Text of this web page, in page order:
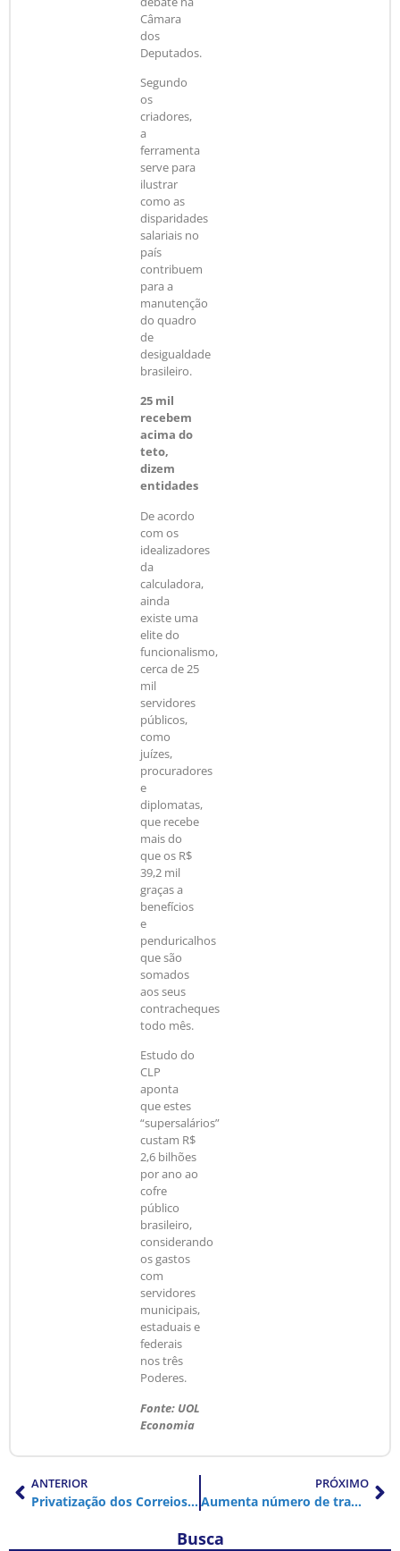
Câmara
dos
Deputados.
Segundo
os
criadores,
a
ferramenta
serve para
ilustrar
como as
disparidades
salariais no
país
contribuem
para a
manutenção
do quadro
de
desigualdade
brasileiro.
25 mil
recebem
acima do
teto,
dizem
entidades
De acordo
com os
idealizadores
da
calculadora,
ainda
existe uma
elite do
funcionalismo,
cerca de 25
mil
servidores
públicos,
como
juízes,
procuradores
e
diplomatas,
que recebe
mais do
que os R$
39,2 mil
graças a
benefícios
e
penduricalhos
que são
somados
aos seus
contracheques
todo mês.
Estudo do
CLP
aponta
que estes
“supersalários”
custam R$
2,6 bilhões
por ano ao
cofre
público
brasileiro,
considerando
os gastos
com
servidores
municipais,
estaduais e
federais
nos três
Poderes.
Fonte: UOL
Economia
ANTERIOR
Privatização dos Correios traz risco de encarecer envio de encomendas
PRÓXIMO
Aumenta número de trabalhadores que recorrem à Justiça por verbas rescisórias
Busca